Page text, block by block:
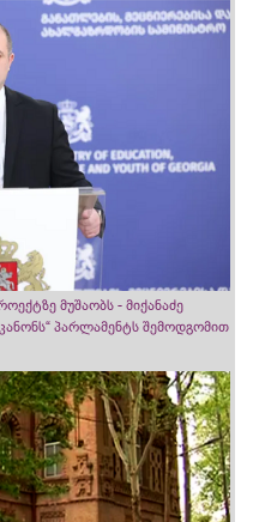
მუშაობს - მიქანაძე
პარლამენტს შემოდგომით